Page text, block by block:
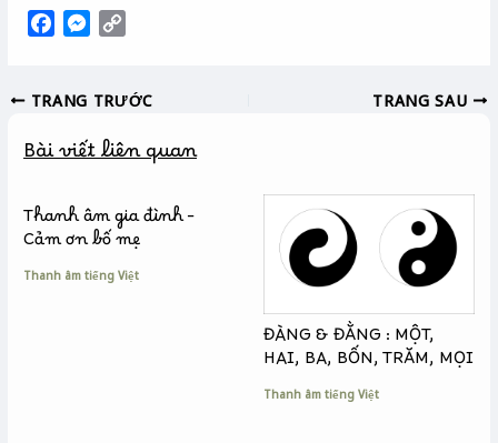
e
o
k
M
s
n
e
r
y
i
k
TRANG TRƯỚC TRANG SAU
Bài viết liên quan
Thanh âm gia đình –
Cảm ơn bố mẹ
Thanh âm tiếng Việt
ĐÀNG & ĐẰNG : MỘT,
HAI, BA, BỐN, TRĂM, MỌI
Thanh âm tiếng Việt